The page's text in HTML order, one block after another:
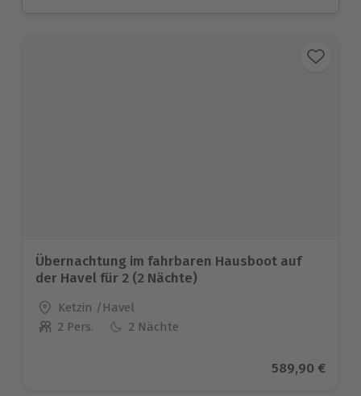
Übernachtung im fahrbaren Hausboot auf
der Havel für 2 (2 Nächte)
Standort
Ketzin /Havel
Anzahl der Teilnehmer
2 Pers. 2 Nächte
Aktueller
589,90 €